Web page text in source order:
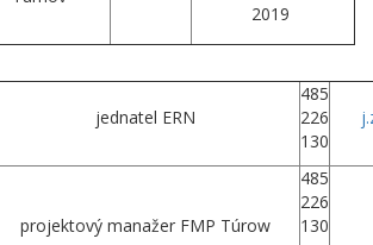
2019
jednatel ERN
485
226
130
projektový manažer FMP Túrow
485
226
130